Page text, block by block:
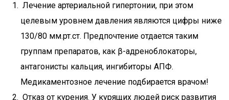
Лечение артериальной гипертонии, при этом
целевым уровнем давления являются цифры ниже
130/80 мм.рт.ст. Предпочтение отдается таким
группам препаратов, как β-адреноблокаторы,
антагонисты кальция, ингибиторы АПФ.
Медикаментозное лечение подбирается врачом!
Отказ от курения. У курящих людей риск развития